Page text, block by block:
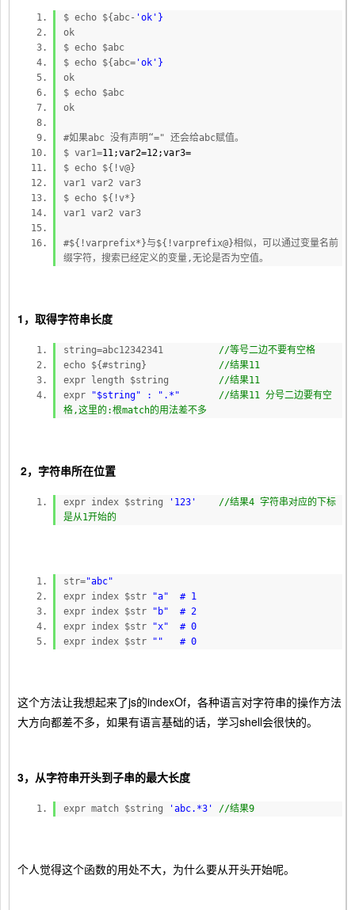
aceme
nt}
的$substring
${string
/#subst
ring/rep
laceme
nt}
如果$string的
到的$substring
${string
/%subst
ring/rep
laceme
nt}
如果$string的
到的$substring
$ echo ${abc- 'ok'}
ok
$ echo $abc
$ echo ${abc= 'ok'}
ok
$ echo $abc
ok
#如果abc 没有声明“=" 还会给abc赋值。
$ var1=11;var2=12;var3=
$ echo ${!v@}
var1 var2 var3
$ echo ${!v*}
var1 var2 var3
#${!varprefix*}与${!varprefix@}相似，可以通过变量名前
缀字符，搜索已经定义的变量,无论是否为空值。
1，取得字符串长度
string=abc12342341 //等号二边不要有空格
echo ${#string} //结果11
expr length $string //结果11
expr
"$string" : ".*" //结果11 分号二边要有空
格,这里的:根match的用法差不多
2，字符串所在位置
expr index $string '123' //结果4 字符串对应的下标
是从1开始的
str="abc"
expr index $str
"a" # 1
expr index $str
"b" # 2
expr index $str
"x" # 0
expr index $str
"" # 0
这个方法让我想起来了js的indexOf，各种语言对字符串的操作方法
大方向都差不多，如果有语言基础的话，学习shell会很快的。
3，从字符串开头到子串的最大长度
expr match $string 'abc.*3' //结果9
个人觉得这个函数的用处不大，为什么要从开头开始呢。